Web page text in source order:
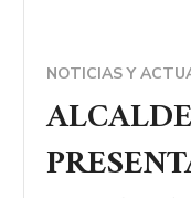
NOTICIAS Y